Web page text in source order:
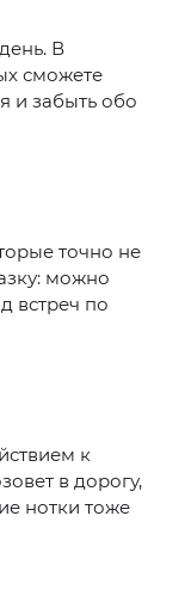
В
сможете
и забыть обо
точно не
можно
встреч по
к
в дорогу,
нотки тоже